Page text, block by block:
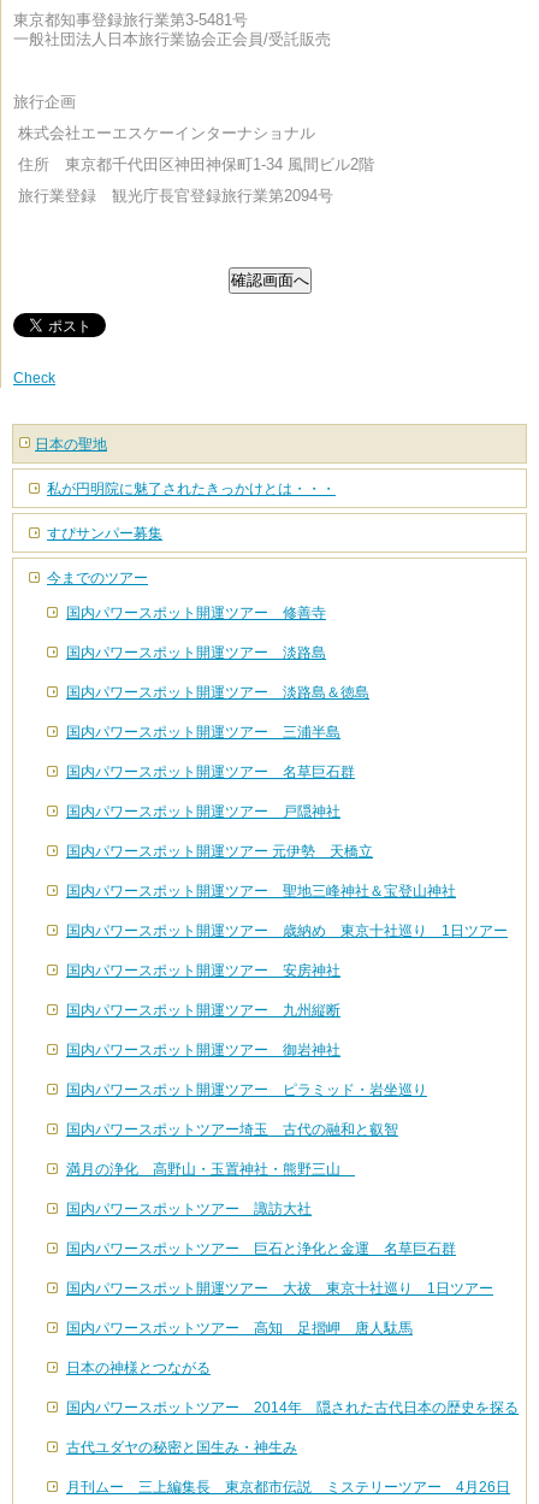
東京都知事登録旅行業第3-5481号
一般社団法人日本旅行業協会正会員/受託販売
旅行企画
株式会社エーエスケーインターナショナル
住所 東京都千代田区神田神保町1-34 風間ビル2階
旅行業登録 観光庁長官登録旅行業第2094号
Check
日本の聖地
私が円明院に魅了されたきっかけとは・・・
すぴサンパー募集
今までのツアー
国内パワースポット開運ツアー 修善寺
国内パワースポット開運ツアー 淡路島
国内パワースポット開運ツアー 淡路島＆徳島
国内パワースポット開運ツアー 三浦半島
国内パワースポット開運ツアー 名草巨石群
国内パワースポット開運ツアー 戸隠神社
国内パワースポット開運ツアー 元伊勢 天橋立
国内パワースポット開運ツアー 聖地三峰神社＆宝登山神社
国内パワースポット開運ツアー 歳納め 東京十社巡り 1日ツアー
国内パワースポット開運ツアー 安房神社
国内パワースポット開運ツアー 九州縦断
国内パワースポット開運ツアー 御岩神社
国内パワースポット開運ツアー ピラミッド・岩坐巡り
国内パワースポットツアー埼玉 古代の融和と叡智
満月の浄化 高野山・玉置神社・熊野三山
国内パワースポットツアー 諏訪大社
国内パワースポットツアー 巨石と浄化と金運 名草巨石群
国内パワースポット開運ツアー 大祓 東京十社巡り 1日ツアー
国内パワースポットツアー 高知 足摺岬 唐人駄馬
日本の神様とつながる
国内パワースポットツアー 2014年 隠された古代日本の歴史を探る
古代ユダヤの秘密と国生み・神生み
月刊ムー 三上編集長 東京都市伝説 ミステリーツアー 4月26日